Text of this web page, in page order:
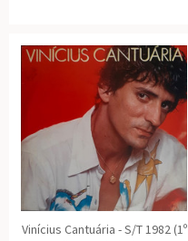
Vinícius Cantuária - S/T 1982 (1º